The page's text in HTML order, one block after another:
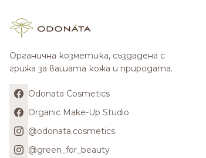
Органична козметика, създадена с
грижа за вашата кожа и природата.
Odonata Cosmetics
Organic Make-Up Studio
@odonata.cosmetics
@green_for_beauty